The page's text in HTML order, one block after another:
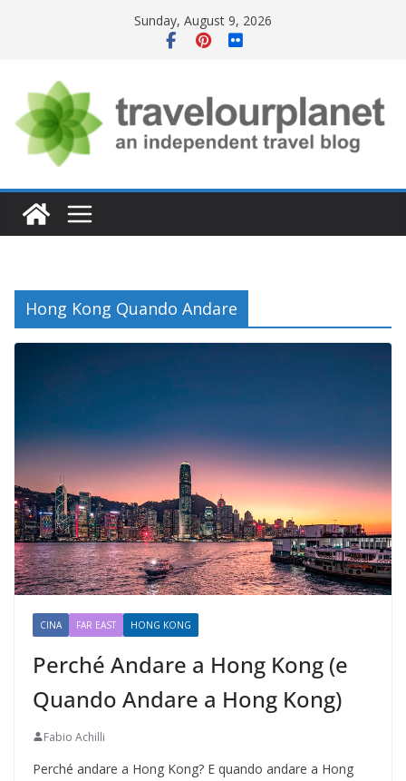
Sunday, August 9, 2026
Hong Kong Quando Andare
CINA FAR EAST HONG KONG
Perché Andare a Hong Kong (e
Quando Andare a Hong Kong)
Fabio Achilli
Perché andare a Hong Kong? E quando andare a Hong